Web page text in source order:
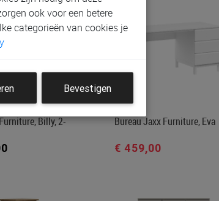
Billy, 2- Bureau Jaxx Furniture, Eva
€ 459,00
ook voor een betere
categorieën van cookies je
Bevestigen